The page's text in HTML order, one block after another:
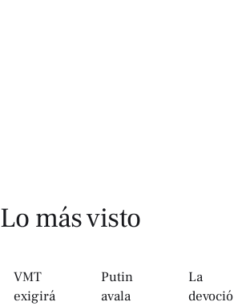
Lo más visto
VMT
exigirá
Putin
avala
La
devoció